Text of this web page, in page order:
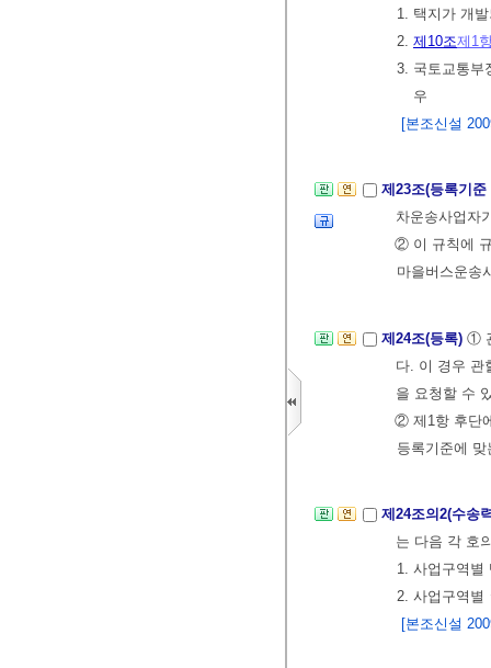
1. 택지가 개
2. 제10조제1
3. 국토교통부
우
[본조신설
제23조(등록기
차운송사업자
② 이 규칙에
마을버스운송
제24조(등록) ①
다. 이 경우 관
을 요청할 수
② 제1항 후단
등록기준에
제24조의2(수송
는 다음 각 호
1. 사업구역별
2. 사업구역별
[본조신설